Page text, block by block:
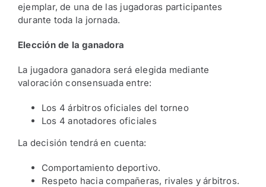
ejemplar, de una de las jugadoras participantes
durante toda la jornada.
Elección de la ganadora
La jugadora ganadora será elegida mediante
valoración consensuada entre:
Los 4 árbitros oficiales del torneo
Los 4 anotadores oficiales
La decisión tendrá en cuenta:
Comportamiento deportivo.
Respeto hacia compañeras, rivales y árbitros.